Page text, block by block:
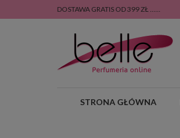
DOSTAWA GRATIS OD 399 ZŁ ......
STRONA GŁÓWNA